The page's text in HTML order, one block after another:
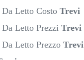
Letto Costo Trevi
Letto Prezzi Trevi
Letto Prezzo Trevi